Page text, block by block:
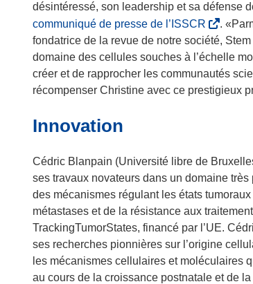
désintéressé, son leadership et sa défense
communiqué de presse de l’ISSCR
s
’
o
u
n
s
u
n
.
fondatrice de la revue de notre société,
domaine des cellules souches à l’échelle
créer et de rapprocher les communautés
récompenser Christine avec ce prestigieux
Innovation
Cédric Blanpain (Université libre de
ses travaux novateurs dans un domaine
des mécanismes régulant les états
métastases et de la résistance aux
TrackingTumorStates, financé par l’UE.
ses recherches pionnières sur l’origine
les mécanismes cellulaires et moléculaires
au cours de la croissance postnatale et de